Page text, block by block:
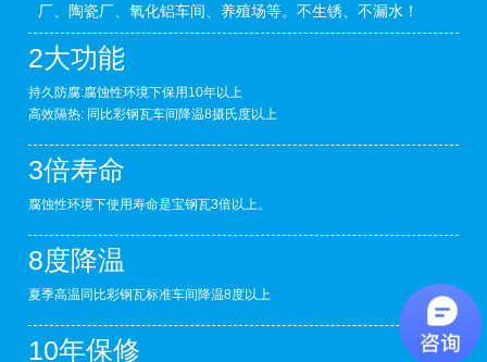
厂、陶瓷厂、氧化铝车间、养殖场等。不生锈、不漏水！
2大功能
持久防腐:腐蚀性环境下保用10年以上
高效隔热: 同比彩钢瓦车间降温8摄氏度以上
3倍寿命
腐蚀性环境下使用寿命是宝钢瓦3倍以上。
8度降温
夏季高温同比彩钢瓦标准车间降温8度以上
10年保修